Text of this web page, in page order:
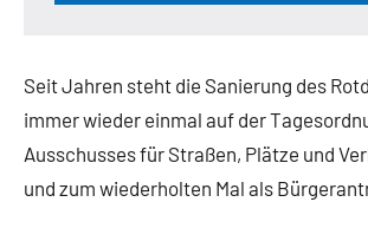
Seit Jahren steht die Sanierung des
immer wieder einmal auf der
Ausschusses für Straßen, Plätze und
und zum wiederholten Mal als